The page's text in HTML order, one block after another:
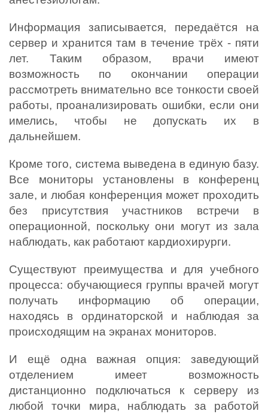
Информация записывается, передаётся на
сервер и хранится там в течение трёх - пяти
лет. Таким образом, врачи имеют
возможность по окончании операции
рассмотреть внимательно все тонкости своей
работы, проанализировать ошибки, если они
имелись, чтобы не допускать их в
дальнейшем.
Кроме того, система выведена в единую базу.
Все мониторы установлены в конференц
зале, и любая конференция может проходить
без присутствия участников встречи в
операционной, поскольку они могут из зала
наблюдать, как работают кардиохирурги.
Существуют преимущества и для учебного
процесса: обучающиеся группы врачей могут
получать информацию об операции,
находясь в ординаторской и наблюдая за
происходящим на экранах мониторов.
И ещё одна важная опция: заведующий
отделением имеет возможность
дистанционно подключаться к серверу из
любой точки мира, наблюдать за работой